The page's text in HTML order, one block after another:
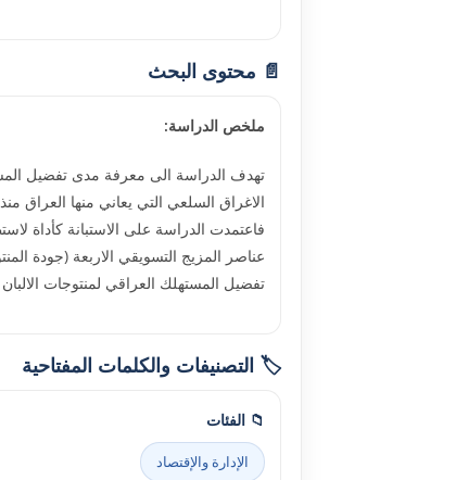
📄 محتوى البحث
ملخص الدراسة:
تهدف الدراسة الى معرفة مدى تفضيل
عناصر المزيج التسويقي الاربعة (جودة
تفضيل المستهلك العراقي لمنتوجات
🏷️ التصنيفات والكلمات المفتاحية
📁 الفئات
الإدارة والإقتصاد